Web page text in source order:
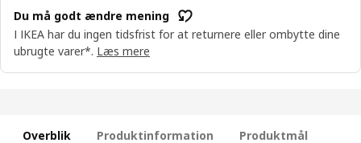
Du må godt ændre mening
I IKEA har du ingen tidsfrist for at returnere eller ombytte dine
ubrugte varer*. Læs mere
Overblik Produktinformation Produktmål